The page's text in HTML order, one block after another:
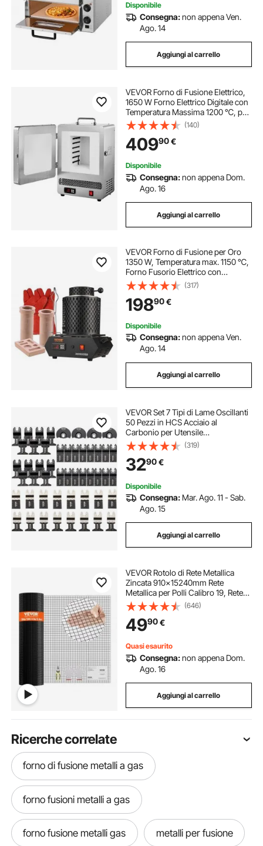
Disponibile
Consegna:non appena Ven.
Ago. 14
Aggiungi al carrello
VEVOR Forno di Fusione Elettrico,
1650 W Forno Elettrico Digitale con
Temperatura Massima 1200 ℃, per
Fusione a Cera Persa, Argilla Fai da
Te, Ricottura dei Metalli, Cottura
della Ceramica
(140)
40990€
Disponibile
Consegna:non appena Dom.
Ago. 16
Aggiungi al carrello
VEVOR Forno di Fusione per Oro
1350 W, Temperatura max. 1150 ℃,
Forno Fusorio Elettrico con
Crogiolo in Ceramica da 1kg e 3 kg,
Lavorazione Raffinazione di Metalli
(317)
19890€
Disponibile
Consegna:non appena Ven.
Ago. 14
Aggiungi al carrello
VEVOR Set 7 Tipi di Lame Oscillanti
50 Pezzi in HCS Acciaio al
Carbonio per Utensile
Multifunzione Taglio per Legno
Metallo, Kit Lame Multifunzione 7
Tipi Sostituibili per Taglio di Metallo
Plastica
(319)
3290€
Disponibile
Consegna: Mar. Ago. 11 - Sab.
Ago. 15
Aggiungi al carrello
VEVOR Rotolo di Rete Metallica
Zincata 910x15240mm Rete
Metallica per Polli Calibro 19, Rete
Metallica Rivestita in Vinile per
Recinti per Pollai, Recinti per
Serpenti di Conigli, Recinti per
Pollame
(646)
4990€
Quasi esaurito
Consegna:non appena Dom.
Ago. 16
Aggiungi al carrello
Ricerche correlate
forno di fusione metalli a gas
forno fusioni metalli a gas
forno fusione metalli gas metalli per fusione